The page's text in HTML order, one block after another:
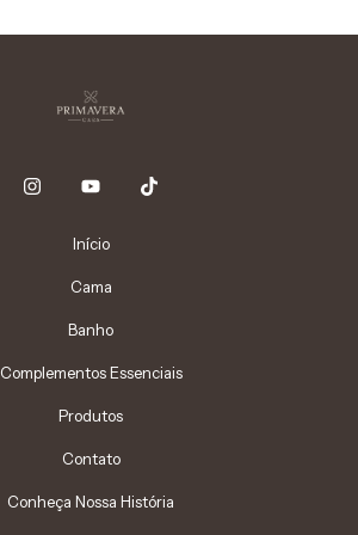
Início
Cama
Banho
Complementos Essenciais
Produtos
Contato
Conheça Nossa História